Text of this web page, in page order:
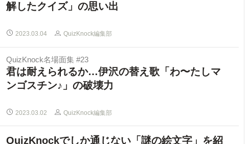
解したクイズ」の思い出
2023.03.04 QuizKnock編集部
QuizKnock名場面集 #23
君は耐えられるか…伊沢の替え歌「わ〜たしマ
ンゴスチン♪」の破壊力
2023.03.02 QuizKnock編集部
QuizKnockでしか通じない「謎の絵文字」を紹